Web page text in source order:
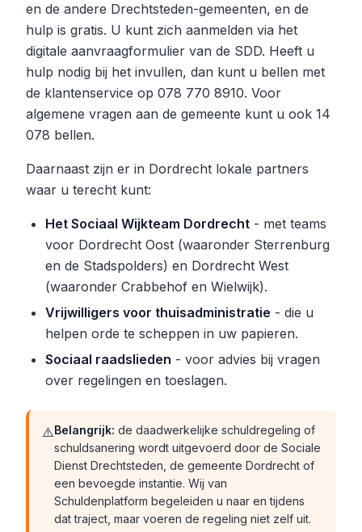
en de andere Drechtsteden-gemeenten, en de
hulp is gratis. U kunt zich aanmelden via het
digitale aanvraagformulier van de SDD. Heeft u
hulp nodig bij het invullen, dan kunt u bellen met
de klantenservice op 078 770 8910. Voor
algemene vragen aan de gemeente kunt u ook 14
078 bellen.
Daarnaast zijn er in Dordrecht lokale partners
waar u terecht kunt:
Het Sociaal Wijkteam Dordrecht - met teams
voor Dordrecht Oost (waaronder Sterrenburg
en de Stadspolders) en Dordrecht West
(waaronder Crabbehof en Wielwijk).
Vrijwilligers voor thuisadministratie - die u
helpen orde te scheppen in uw papieren.
Sociaal raadslieden - voor advies bij vragen
over regelingen en toeslagen.
⚠️Belangrijk: de daadwerkelijke schuldregeling of
schuldsanering wordt uitgevoerd door de Sociale
Dienst Drechtsteden, de gemeente Dordrecht of
een bevoegde instantie. Wij van
Schuldenplatform begeleiden u naar en tijdens
dat traject, maar voeren de regeling niet zelf uit.